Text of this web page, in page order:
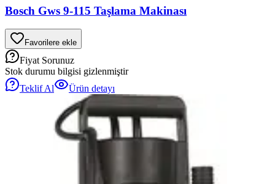
Bosch Gws 9-115 Taşlama Makinası
Favorilere ekle
Fiyat Sorunuz
Stok durumu bilgisi gizlenmiştir
Teklif Al
Ürün detayı